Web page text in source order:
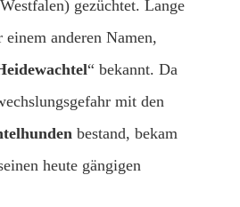
gezüchtet. Lange
anderen Namen,
“ bekannt. Da
mit den
bestand, bekam
heute gängigen